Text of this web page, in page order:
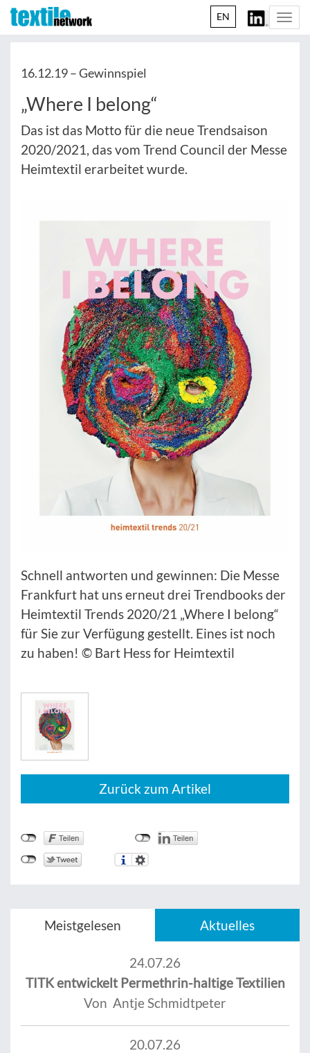
EN
16.12.19 –Gewinnspiel
„Where I belong“
Das ist das Motto für die neue Trendsaison
2020/2021, das vom Trend Council der Messe
Heimtextil erarbeitet wurde.
Schnell antworten und gewinnen: Die Messe
Frankfurt hat uns erneut drei Trendbooks der
Heimtextil Trends 2020/21 „Where I belong“
für Sie zur Verfügung gestellt. Eines ist noch
zu haben! © Bart Hess for Heimtextil
Zurück zum Artikel
Meistgelesen Aktuelles
24.07.26
TITK entwickelt Permethrin-haltige Textilien
Von Antje Schmidtpeter
20.07.26